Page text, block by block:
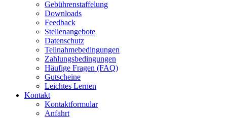
Gebührenstaffelung
Downloads
Feedback
Stellenangebote
Datenschutz
Teilnahmebedingungen
Zahlungsbedingungen
Häufige Fragen (FAQ)
Gutscheine
Leichtes Lernen
Kontakt
Kontaktformular
Anfahrt